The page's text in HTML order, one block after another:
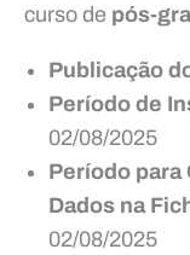
curso de pós-
Publicação
Período de
02/08/2025
Período para
Dados na
02/08/2025